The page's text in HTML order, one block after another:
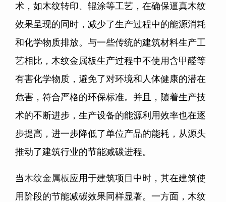
术，如木纹转印、辊涂等工艺，在确保逼真木纹
效果呈现的同时，减少了生产过程中的能源消耗
和化学物质排放。与一些传统的建筑材料生产工
艺相比，木纹金属板生产过程中不使用含甲醛等
有害化学物质，避免了对环境和人体健康的潜在
危害，符合严格的环保标准。并且，随着生产技
术的不断进步，生产设备的能源利用效率也在逐
步提高，进一步降低了单位产品的能耗，从源头
推动了建筑行业的节能减碳进程。
当木纹金属板应用于建筑项目中时，其在建筑使
用阶段的节能减碳效果同样显著。一方面，木纹